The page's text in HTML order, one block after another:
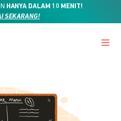
HANYA DALAM 10 MENIT!
SEKARANG!